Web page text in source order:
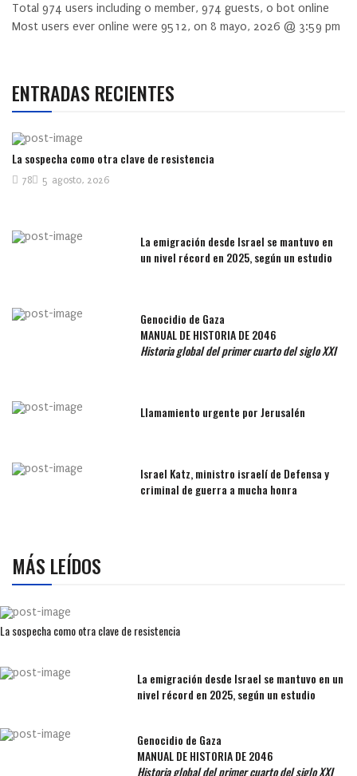
Total 974 users including 0 member, 974 guests, 0 bot online
Most users ever online were 9512, on 8 mayo, 2026 @ 3:59 pm
ENTRADAS RECIENTES
La sospecha como otra clave de resistencia
5 agosto, 2026
78
La emigración desde Israel se mantuvo en
un nivel récord en 2025, según un estudio
Genocidio de Gaza
MANUAL DE HISTORIA DE 2046
Historia global del primer cuarto del siglo XXI
Llamamiento urgente por Jerusalén
Israel Katz, ministro israelí de Defensa y
criminal de guerra a mucha honra
MÁS LEÍDOS
La sospecha como otra clave de resistencia
La emigración desde Israel se mantuvo en un
nivel récord en 2025, según un estudio
Genocidio de Gaza
MANUAL DE HISTORIA DE 2046
Historia global del primer cuarto del siglo XXI